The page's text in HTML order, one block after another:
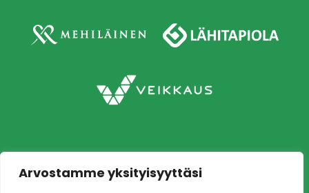
Arvostamme yksityisyyttäsi